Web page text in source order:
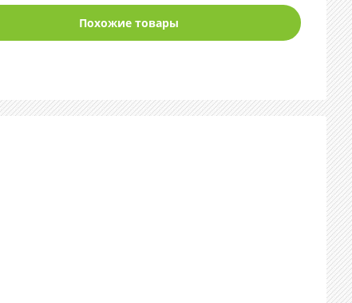
Похожие товары